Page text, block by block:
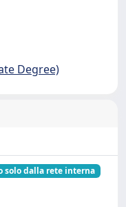
Degree)
solo dalla rete interna